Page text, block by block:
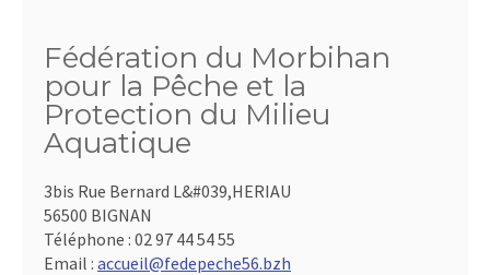
Fédération du Morbihan
pour la Pêche et la
Protection du Milieu
Aquatique
3bis Rue Bernard L&#039,HERIAU
56500 BIGNAN
Téléphone : 02 97 44 54 55
Email : accueil@fedepeche56.bzh